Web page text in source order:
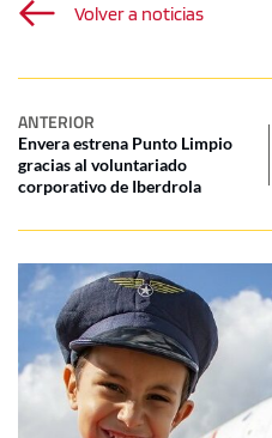
Volver a noticias
ANTERIOR
Envera estrena Punto Limpio
gracias al voluntariado
corporativo de Iberdrola